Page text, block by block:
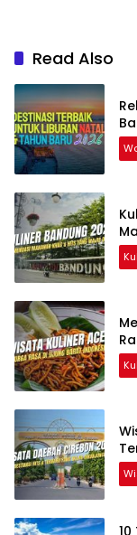
Read Also